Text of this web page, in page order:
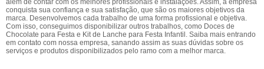
além de contar com os melhores profissionais e instalações. Assim, a empresa
conquista sua confiança e sua satisfação, que são os maiores objetivos da
marca. Desenvolvemos cada trabalho de uma forma profissional e objetiva.
Com isso, conseguimos disponibilizar outros trabalhos, como Doces de
Chocolate para Festa e Kit de Lanche para Festa Infantil. Saiba mais entrando
em contato com nossa empresa, sanando assim as suas dúvidas sobre os
serviços e produtos disponibilizados pelo ramo com a melhor marca.